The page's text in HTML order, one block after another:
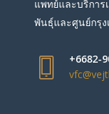
แพทย์และบริการ
พันธุ์และศูนย์กรุง
+6682-